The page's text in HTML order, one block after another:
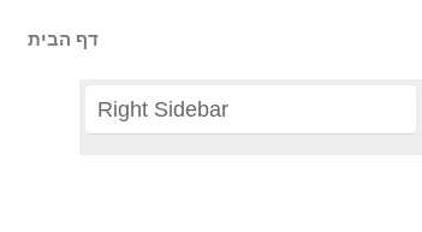
דף הבית
Right Sidebar